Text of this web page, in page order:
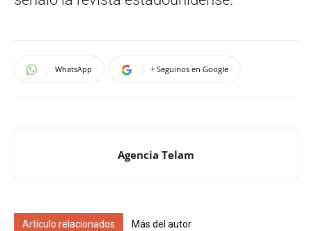
WhatsApp + Seguinos en Google
Agencia Telam
Artículo relacionados Más del autor